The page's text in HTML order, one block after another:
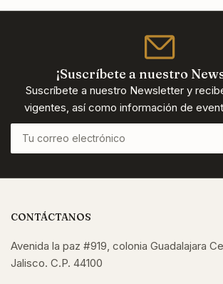
¡Suscríbete a nuestro
Suscríbete a nuestro Newsletter y
vigentes, así como información de
Tu
correo
electrónico
CONTÁCTANOS
Avenida la paz #919, colonia Guadalajara
Jalisco. C.P. 44100